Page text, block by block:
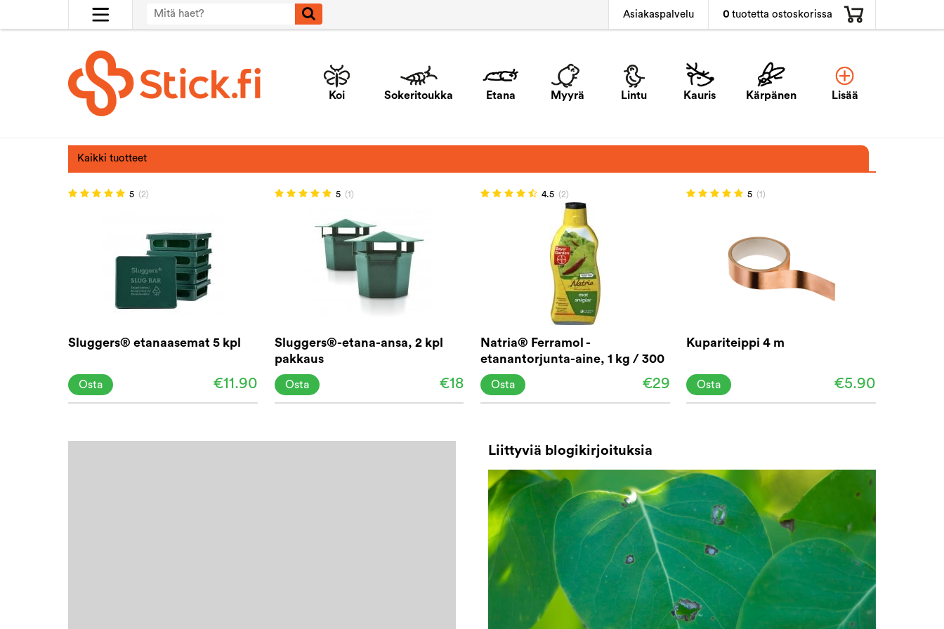
Asiakaspalvelu 0 tuotetta ostoskorissa
Koi Sokeritoukka Etana Myyrä Lintu Kauris Kärpänen Lisää
Kaikki tuotteet
5 (2)
Sluggers® etanaasemat 5 kpl
€11.90
Osta
5 (1)
Sluggers®-etana-ansa, 2 kpl
pakkaus
€18
Osta
4.5 (2)
Natria® Ferramol -
etanantorjunta-aine, 1 kg / 300
m2
€29
Osta
5 (1)
Kupariteippi 4 m
€5.90
Osta
Liittyviä blogikirjoituksia